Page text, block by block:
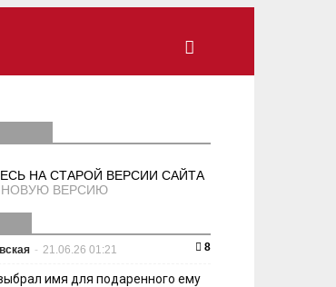
НА СТАРОЙ ВЕРСИИ САЙТА
НОВУЮ ВЕРСИЮ
- 21.06.26 01:21 8
имя для подаренного ему